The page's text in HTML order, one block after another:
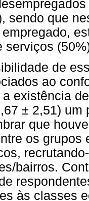
sendo que
serviços
de
ao
existência
± 2,51) um
que
os grupos
bairros.
às classes